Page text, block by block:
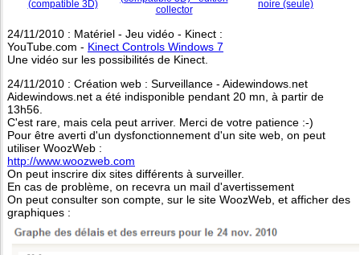
(compatible 3D)
collector
noire (seule)
24/11/2010 : Matériel - Jeu vidéo - Kinect :
YouTube.com - Kinect Controls Windows 7
Une vidéo sur les possibilités de Kinect.
24/11/2010 : Création web : Surveillance - Aidewindows.net
Aidewindows.net a été indisponible pendant 20 mn, à partir de
13h56.
C'est rare, mais cela peut arriver. Merci de votre patience :-)
Pour être averti d'un dysfonctionnement d'un site web, on peut
utiliser WoozWeb :
http://www.woozweb.com
On peut inscrire dix sites différents à surveiller.
En cas de problème, on recevra un mail d'avertissement
On peut consulter son compte, sur le site WoozWeb, et afficher des
graphiques :